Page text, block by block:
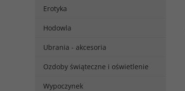
Erotyka
Hodowla
Ubrania - akcesoria
Ozdoby świąteczne i oświetlenie
Wypoczynek